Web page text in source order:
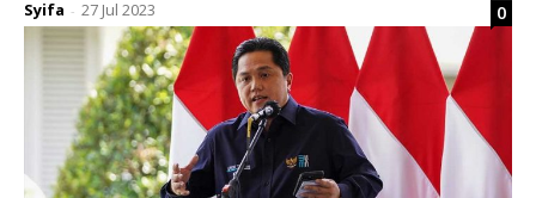
Syifa - 27 Jul 2023 0